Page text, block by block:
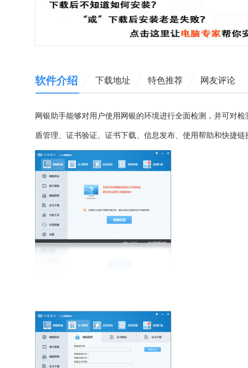
软件介绍 下载地址 特色推荐 网友评论
网银助手能够对用户使用网银的环境进行全面检测，并可对
盾管理、证书验证、证书下载、信息发布、使用帮助和快捷